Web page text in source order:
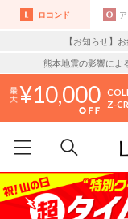
ロコンド
【お知らせ】
熊本地震の影響によ
10,000
Z-